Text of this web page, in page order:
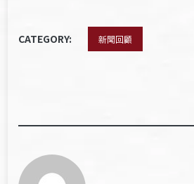
CATEGORY: 新聞回顧